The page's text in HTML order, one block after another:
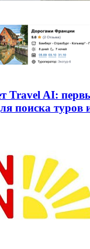
Travel AI:
поиска туров